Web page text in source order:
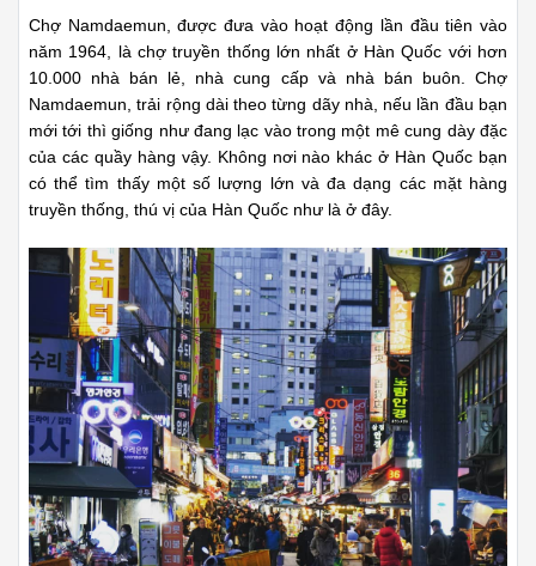
Chợ Namdaemun, được đưa vào hoạt động lần đầu tiên vào
năm 1964, là chợ truyền thống lớn nhất ở Hàn Quốc với hơn
10.000 nhà bán lẻ, nhà cung cấp và nhà bán buôn. Chợ
Namdaemun, trải rộng dài theo từng dãy nhà, nếu lần đầu bạn
mới tới thì giống như đang lạc vào trong một mê cung dày đặc
của các quầy hàng vậy. Không nơi nào khác ở Hàn Quốc bạn
có thể tìm thấy một số lượng lớn và đa dạng các mặt hàng
truyền thống, thú vị của Hàn Quốc như là ở đây.